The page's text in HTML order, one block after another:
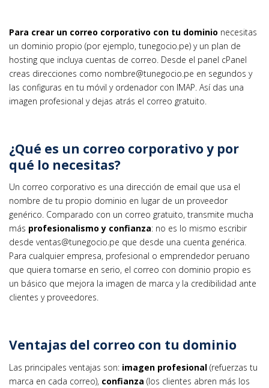
Para crear un correo corporativo con tu dominio necesitas
un dominio propio (por ejemplo, tunegocio.pe) y un plan de
hosting que incluya cuentas de correo. Desde el panel cPanel
creas direcciones como nombre@tunegocio.pe en segundos y
las configuras en tu móvil y ordenador con IMAP. Así das una
imagen profesional y dejas atrás el correo gratuito.
¿Qué es un correo corporativo y por
qué lo necesitas?
Un correo corporativo es una dirección de email que usa el
nombre de tu propio dominio en lugar de un proveedor
genérico. Comparado con un correo gratuito, transmite mucha
más profesionalismo y confianza: no es lo mismo escribir
desde ventas@tunegocio.pe que desde una cuenta genérica.
Para cualquier empresa, profesional o emprendedor peruano
que quiera tomarse en serio, el correo con dominio propio es
un básico que mejora la imagen de marca y la credibilidad ante
clientes y proveedores.
Ventajas del correo con tu dominio
Las principales ventajas son: imagen profesional (refuerzas tu
marca en cada correo), confianza (los clientes abren más los